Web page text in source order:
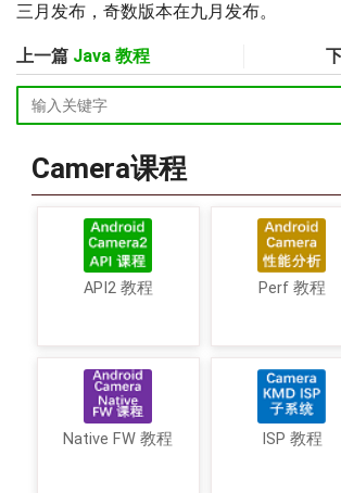
三月发布，奇数版本在九月发布。
上一篇 Java 教程
Camera课程
API2 教程 Perf 教程
Native FW 教程 ISP 教程